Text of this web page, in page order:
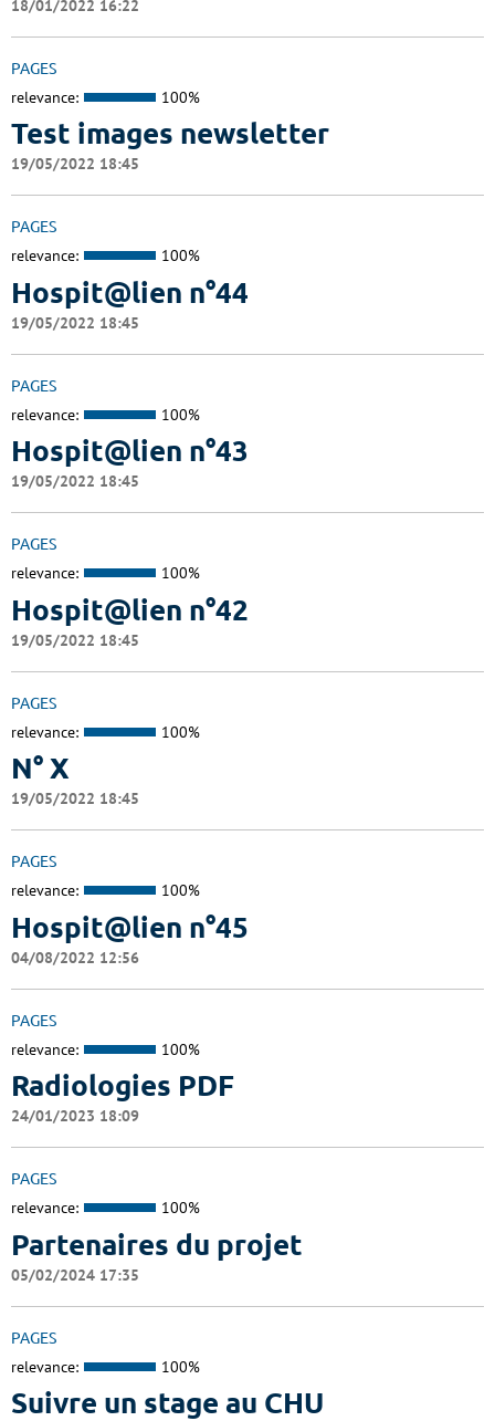
18/01/2022 16:22
PAGES
relevance: 100%
Test images newsletter
19/05/2022 18:45
PAGES
relevance: 100%
Hospit@lien n°44
19/05/2022 18:45
PAGES
relevance: 100%
Hospit@lien n°43
19/05/2022 18:45
PAGES
relevance: 100%
Hospit@lien n°42
19/05/2022 18:45
PAGES
relevance: 100%
N° X
19/05/2022 18:45
PAGES
relevance: 100%
Hospit@lien n°45
04/08/2022 12:56
PAGES
relevance: 100%
Radiologies PDF
24/01/2023 18:09
PAGES
relevance: 100%
Partenaires du projet
05/02/2024 17:35
PAGES
relevance: 100%
Suivre un stage au CHU